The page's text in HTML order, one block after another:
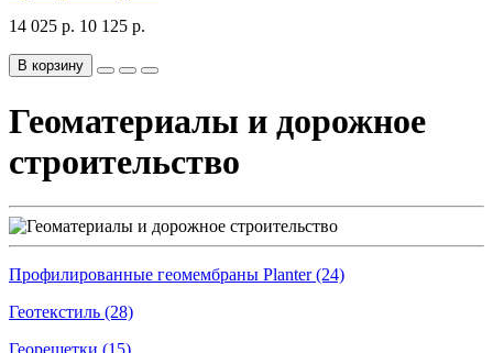
14 025 р. 10 125 р.
В корзину
Геоматериалы и дорожное
строительство
Профилированные геомембраны Planter (24)
Геотекстиль (28)